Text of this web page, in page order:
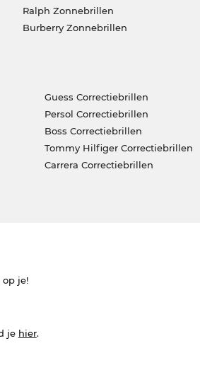
Ralph Zonnebrillen
Burberry Zonnebrillen
Guess Correctiebrillen
Persol Correctiebrillen
Boss Correctiebrillen
Tommy Hilfiger Correctiebrillen
Carrera Correctiebrillen
op je!
je hier.